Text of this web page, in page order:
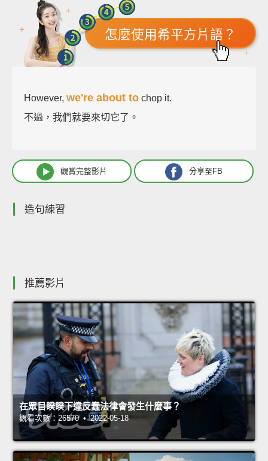
怎麼使用希平方片語？
However, we're about to chop it.
不過，我們就要來切它了。
觀賞完整影片 分享至FB
造句練習
推薦影片
在眾目睽睽下違反蠢法律會發生什麼事？
觀看次數：26570 • 2022-05-18